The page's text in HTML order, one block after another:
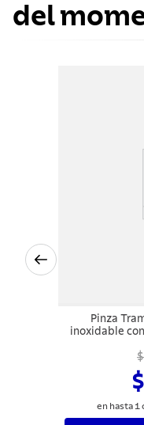
del
Pinza
inoxidable
en hasta 1